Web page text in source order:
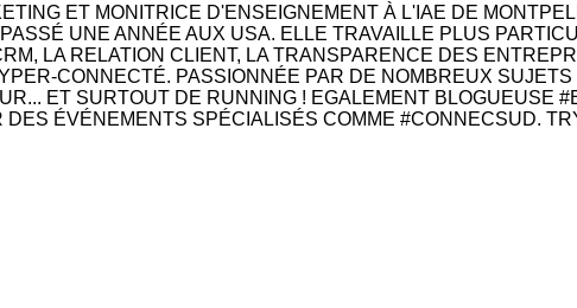
ET MONITRICE D'ENSEIGNEMENT À L'IAE DE
UNE ANNÉE AUX USA. ELLE TRAVAILLE PLUS
LA RELATION CLIENT, LA TRANSPARENCE DES
CONNECTÉ. PASSIONNÉE PAR DE NOMBREUX
ET SURTOUT DE RUNNING ! EGALEMENT BLOGUEUSE
ÉVÉNEMENTS SPÉCIALISÉS COMME #CONNECSUD.